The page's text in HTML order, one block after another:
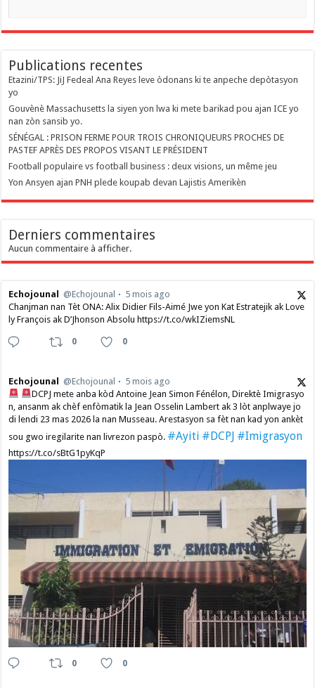
Publications recentes
Etazini/TPS: JiJ Fedeal Ana Reyes leve òdonans ki te anpeche depòtasyon
yo
Gouvènè Massachusetts la siyen yon lwa ki mete barikad pou ajan ICE yo
nan zòn sansib yo.
SÉNÉGAL : PRISON FERME POUR TROIS CHRONIQUEURS PROCHES DE
PASTEF APRÈS DES PROPOS VISANT LE PRÉSIDENT
Football populaire vs football business : deux visions, un même jeu
Yon Ansyen ajan PNH plede koupab devan Lajistis Amerikèn
Derniers commentaires
Aucun commentaire à afficher.
Echojounal @Echojounal
5 mois ago
Chanjman nan Tèt ONA: Alix Didier Fils-Aimé Jwe yon Kat Estratejik ak Love
ly François ak D’Jhonson Absolu https://t.co/wkIZiemsNL
0 0
Echojounal @Echojounal
5 mois ago
DCPJ mete anba kòd Antoine Jean Simon Fénélon, Direktè Imigrasyo
n, ansanm ak chèf enfòmatik la Jean Osselin Lambert ak 3 lòt anplwaye jo
di lendi 23 mas 2026 la nan Musseau. Arestasyon sa fèt nan kad yon ankèt
sou gwo iregilarite nan livrezon paspò. #Ayiti #DCPJ #Imigrasyon
https://t.co/sBtG1pyKqP
0 0